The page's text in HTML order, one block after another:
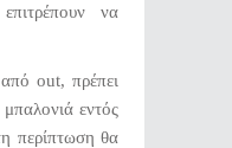
να
out, πρέπει
μπαλονιά εντός
περίπτωση θα